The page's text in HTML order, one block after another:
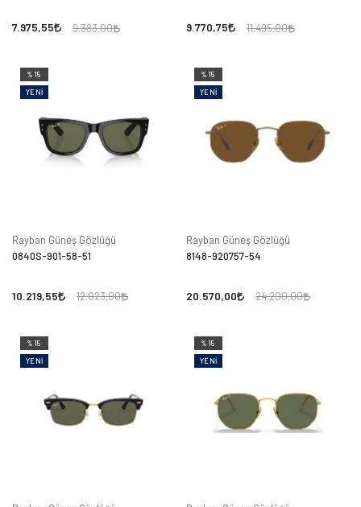
7.975,55 9.383,00 9.770,75 11.495,00
%15
YENI
Rayban Güneş Gözlüğü
0840S-901-58-51
10.219,55 12.023,00
%15
YENI
Rayban Güneş Gözlüğü
8148-920757-54
20.570,00 24.200,00
%15
YENI
%15
YENI